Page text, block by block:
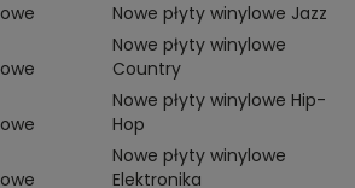
Nowe płyty winylowe Jazz
Nowe płyty winylowe
Country
Nowe płyty winylowe Hip-
Hop
Nowe płyty winylowe
Elektronika